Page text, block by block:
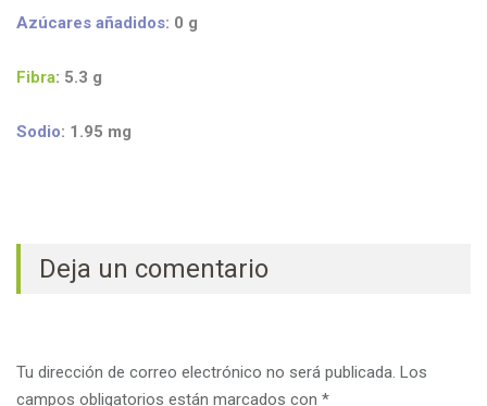
Azúcares añadidos: 0 g
Fibra: 5.3 g
Sodio: 1.95 mg
Deja un comentario
Tu dirección de correo electrónico no será publicada. Los
campos obligatorios están marcados con *